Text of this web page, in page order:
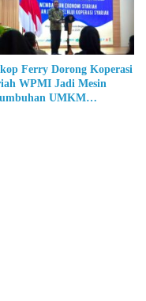
Ferry Dorong Koperasi
WPMI Jadi Mesin
UMKM